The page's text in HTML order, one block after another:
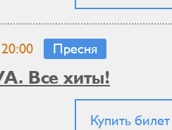
Пресня
Все хиты!
Купить билет